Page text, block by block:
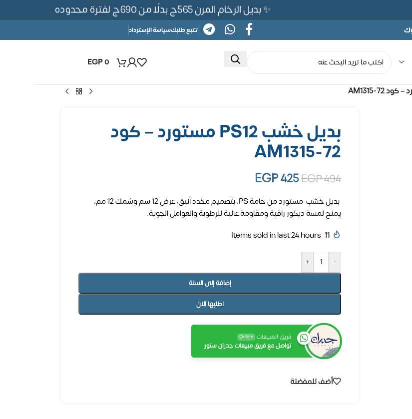
✨ بديل الرخام المرن 565ج بدلًا من 690ج لفترة محدوده
تتبع طلبكسياسة الإسترداد
EGP0
بديل خشب PS12 مستورد – كود
AM1315-72
EGP494
EGP425
بديل خشب مستورد من خامة PS، بتصميم مخدد أنيق، عرض 12 سم وسُمك 12 مم،
يمنح لمسة ديكور راقية ومقاومة عالية للرطوبة والعوامل الجوية.
11
Items sold in last 24 hours
-
+
إضافة إلى السلة
اطلبها الان
فريق المبيعات Online
تواصل مع فريق مبيعات جدران ستور
أضف للمفضلة